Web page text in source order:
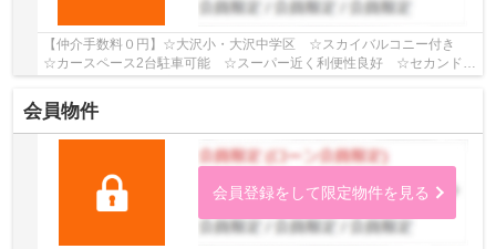
【仲介手数料０円】☆大沢小・大沢中学区 ☆スカイバルコニー付き
☆カースペース2台駐車可能 ☆スーパー近く利便性良好 ☆セカンド洗
面あり ☆20.3帖の広々ＬＤＫ ☆リビングイン階段...
会員物件
会員登録をして限定物件を見る